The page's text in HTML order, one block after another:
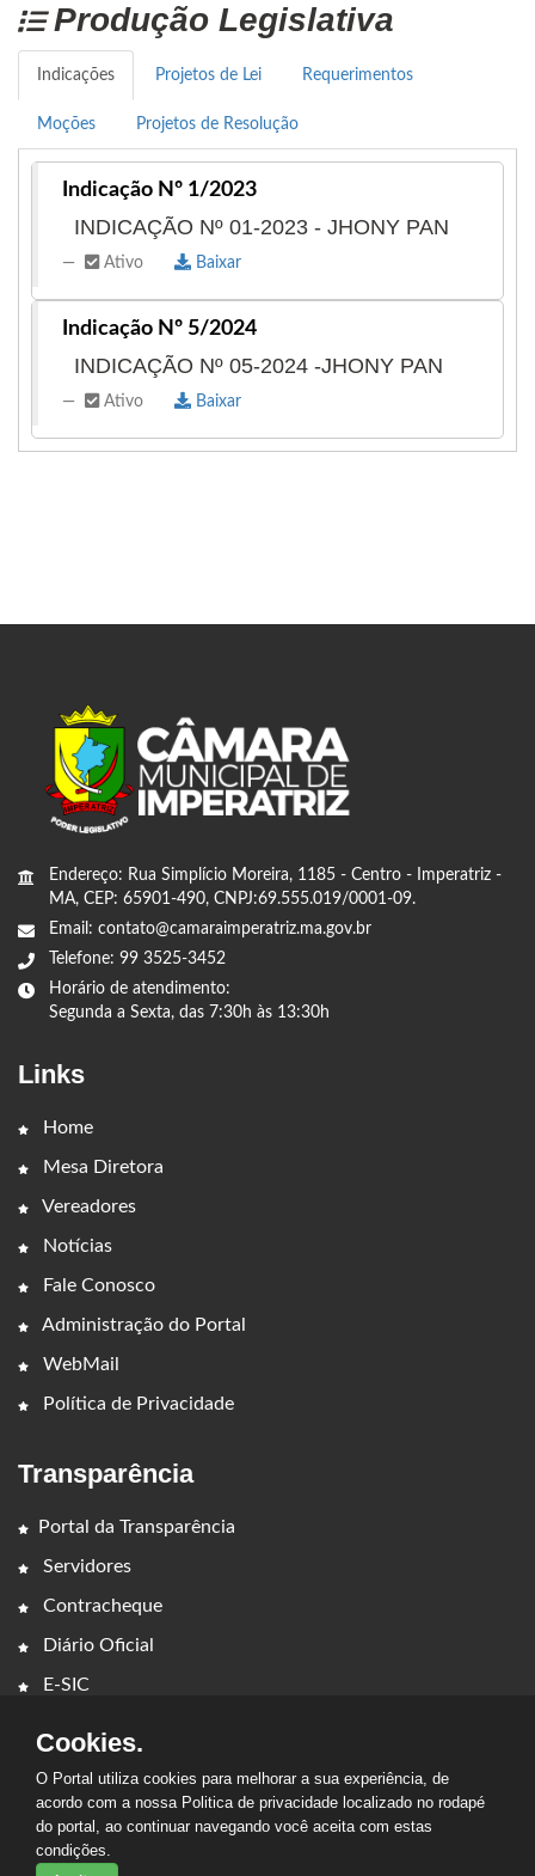
Redes Sociais:
Instagram:
@vereador_jhonypan
https://www.facebook.com/jhony.pan.7
Produção Legislativa
Indicações Projetos de Lei Requerimentos
Moções Projetos de Resolução
Indicação Nº 1/2023
INDICAÇÃO Nº 01-2023 - JHONY PAN
Ativo Baixar
Indicação Nº 5/2024
INDICAÇÃO Nº 05-2024 -JHONY PAN
Ativo Baixar
Endereço: Rua Simplício Moreira, 1185 - Centro - Imperatriz -
MA, CEP: 65901-490, CNPJ:69.555.019/0001-09.
Email: contato@camaraimperatriz.ma.gov.br
Telefone: 99 3525-3452
Horário de atendimento:
Segunda a Sexta, das 7:30h às 13:30h
Links
Home
Mesa Diretora
Vereadores
Notícias
Fale Conosco
Administração do Portal
WebMail
Política de Privacidade
Transparência
Portal da Transparência
Servidores
Contracheque
Diário Oficial
E-SIC
Cookies.
O Portal utiliza cookies para melhorar a sua experiência, de
acordo com a nossa Politica de privacidade localizado no rodapé
do portal, ao continuar navegando você aceita com estas
condições.
2026 - CÂMARA MUNICIPAL DE IMPERATRIZ. Todos os direitos